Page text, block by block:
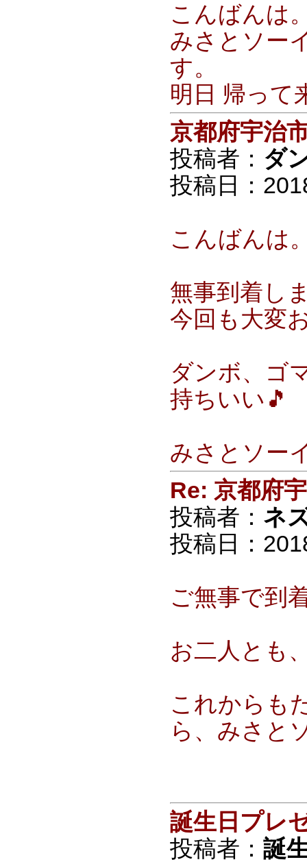
こんばんは
みさとソー
す。
明日 帰って
京都府宇治
投稿者： ダ
投稿日：
こんばんは
無事到着し
今回も大変
ダンボ、ゴ
持ちいい🎵
みさとソー
Re: 京都府
投稿者： ネ
投稿日：
ご無事で到
お二人とも
これからも
ら、みさと
誕生日プレ
投稿者： 誕